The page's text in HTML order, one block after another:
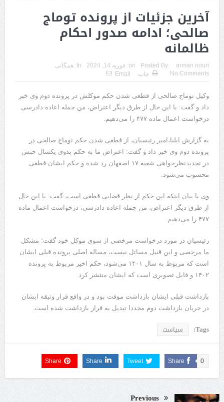
آخرین جزئیات از پرونده توماج
صالحی؛ ادامه صدور احکام
ظالمانه
Posted By: arman nouri
on: فوریه 14, 2024 In: همگانی
No Comments
چاپ Email
وکیل توماج صالحی از قطعی شدن حکم موکلش در پرونده دوم وی خبر
داد و گفت: با این حال از طرق دیگر اعتراض، من جمله اعاده دادرسی
درخواست اعمال ماده ۴۷۷ را می‌دهیم.
به گزارش ایلنا،امیر رئیسیان، از قطعی شدن حکم توماج صالحی در
پرونده دوم وی خبر داد و گفت: اعتراض ما به حکم بدوی یکسال حبس
در تجدیدنظرخواهی شعبه ۱۷ اصفهان رد شده و حکم ایشان قطعی
محسوب می‌شود.
وی با بیان اینکه این حکم از نظر قضایی قطعی است، گفت: با این حال
از طرق دیگر اعتراض، من جمله اعاده دادرسی، درخواست اعمال ماده
۴۷۷ را می‌دهیم.
رئیسیان در مورد درخواست مرخصی از سوی موکل خود گفت: مشکل
ما مرخصی و این قبیل مسائل نیست، مساله اصلی پرونده قبلی ایشان
است که مربوط به سال ۱۴۰۱ می‌شود، حکم اخیر مربوط به پرونده
۱۴۰۲ و فایل تصویری است که ایشان منتشر کرد.
بازداشت قبلی ایشان بازداشت موقت بود و در واقع قرار وثیقه ایشان
در جریان بازداشت دوم مجددا تبدیل به قرار بازداشت شده است.
Tags: سیاست
Share 0
Tweet
Share
Share
Previous